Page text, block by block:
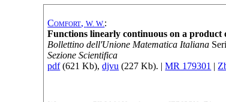
Comfort,W. W.:
Functions linearly continuous on a product
Bollettino dell'Unione Matematica Italiana
Sezione Scientifica
pdf(621 Kb),djvu (227 Kb). |MR 179301 |